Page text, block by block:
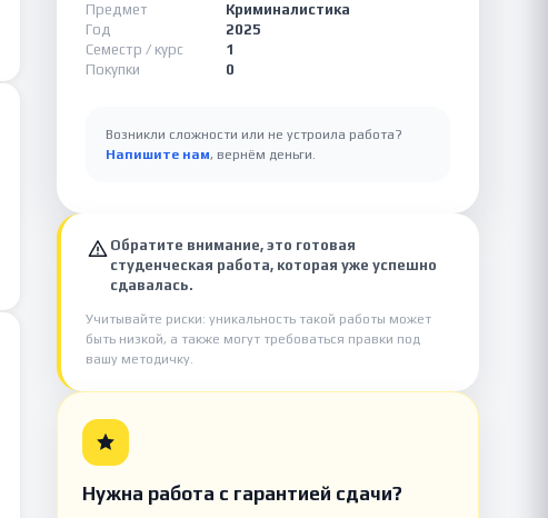
Предмет
Криминалистика
Год
2025
Семестр / курс
1
Покупки
0
Возникли сложности или не устроила работа?
Напишите нам, вернём деньги.
Обратите внимание, это готовая
студенческая работа, которая уже успешно
сдавалась.
Учитывайте риски: уникальность такой работы может
быть низкой, а также могут требоваться правки под
вашу методичку.
Нужна работа с гарантией сдачи?